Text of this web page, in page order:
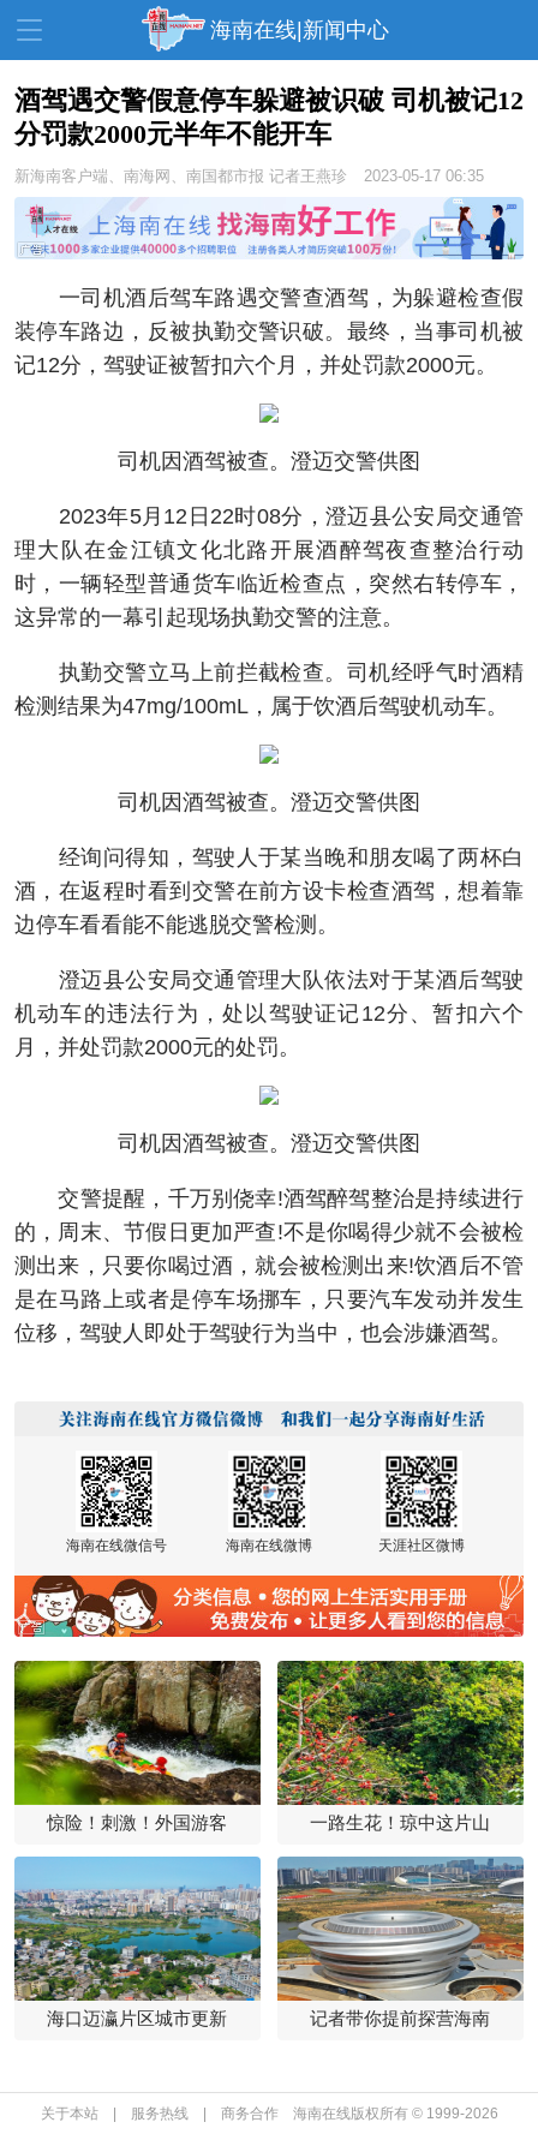
海南在线|新闻中心
资讯中心 热点 旅游
文体 消费
教育 健康 房产
家装 交通 美食
生活 演出 活动
酒驾遇交警假意停车躲避被识破 司机被记12
分罚款2000元半年不能开车
新海南客户端、南海网、南国都市报 记者王燕珍 2023-05-17 06:35
一司机酒后驾车路遇交警查酒驾，为躲避检查假
装停车路边，反被执勤交警识破。最终，当事司机被
记12分，驾驶证被暂扣六个月，并处罚款2000元。
司机因酒驾被查。澄迈交警供图
2023年5月12日22时08分，澄迈县公安局交通管
理大队在金江镇文化北路开展酒醉驾夜查整治行动
时，一辆轻型普通货车临近检查点，突然右转停车，
这异常的一幕引起现场执勤交警的注意。
执勤交警立马上前拦截检查。司机经呼气时酒精
检测结果为47mg/100mL，属于饮酒后驾驶机动车。
司机因酒驾被查。澄迈交警供图
经询问得知，驾驶人于某当晚和朋友喝了两杯白
酒，在返程时看到交警在前方设卡检查酒驾，想着靠
边停车看看能不能逃脱交警检测。
澄迈县公安局交通管理大队依法对于某酒后驾驶
机动车的违法行为，处以驾驶证记12分、暂扣六个
月，并处罚款2000元的处罚。
司机因酒驾被查。澄迈交警供图
交警提醒，千万别侥幸!酒驾醉驾整治是持续进行
的，周末、节假日更加严查!不是你喝得少就不会被检
测出来，只要你喝过酒，就会被检测出来!饮酒后不管
是在马路上或者是停车场挪车，只要汽车发动并发生
位移，驾驶人即处于驾驶行为当中，也会涉嫌酒驾。
海南在线微信号 海南在线微博 天涯社区微博
惊险！刺激！外国游客 一路生花！琼中这片山
海口迈瀛片区城市更新 记者带你提前探营海南
关于本站| 服务热线| 商务合作 海南在线版权所有 © 1999-2026